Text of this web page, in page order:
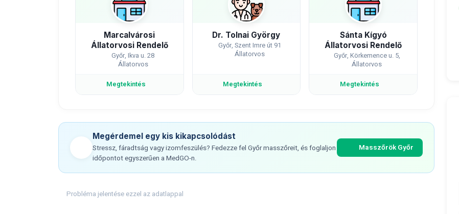
Marcalvárosi
Állatorvosi Rendelő
Győr, Ikva u. 28
Állatorvos
Megtekintés
Dr. Tolnai György
Győr, Szent Imre út 91
Állatorvos
Megtekintés
Sánta Kígyó
Állatorvosi Rendelő
Győr, Körkemence u. 5,
Állatorvos
Megtekintés
Megérdemel egy kis kikapcsolódást
Stressz, fáradtság vagy izomfeszülés? Fedezze fel Győr masszőreit, és foglaljon
időpontot egyszerűen a MedGO-n.
Masszőrök Győr
Probléma jelentése ezzel az adatlappal